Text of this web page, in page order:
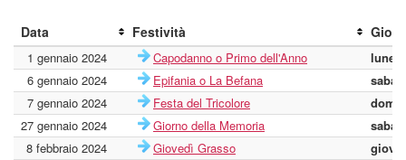
Data Festività
1 gennaio 2024 Capodanno o Primo dell'Anno
lunedì
6 gennaio 2024
Epifania o La Befana
7 gennaio 2024
Festa del Tricolore
27 gennaio 2024
Giorno della Memoria
8 febbraio 2024
Giovedì Grasso